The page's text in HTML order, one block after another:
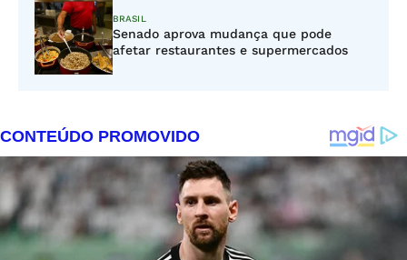
BRASIL
Senado aprova mudança que pode
afetar restaurantes e supermercados